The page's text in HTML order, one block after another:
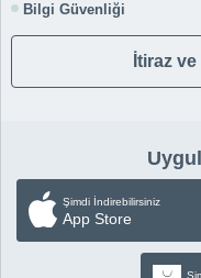
Bilgi Güvenliği
İtiraz
Şimdi İndirebilirsiniz
App Store